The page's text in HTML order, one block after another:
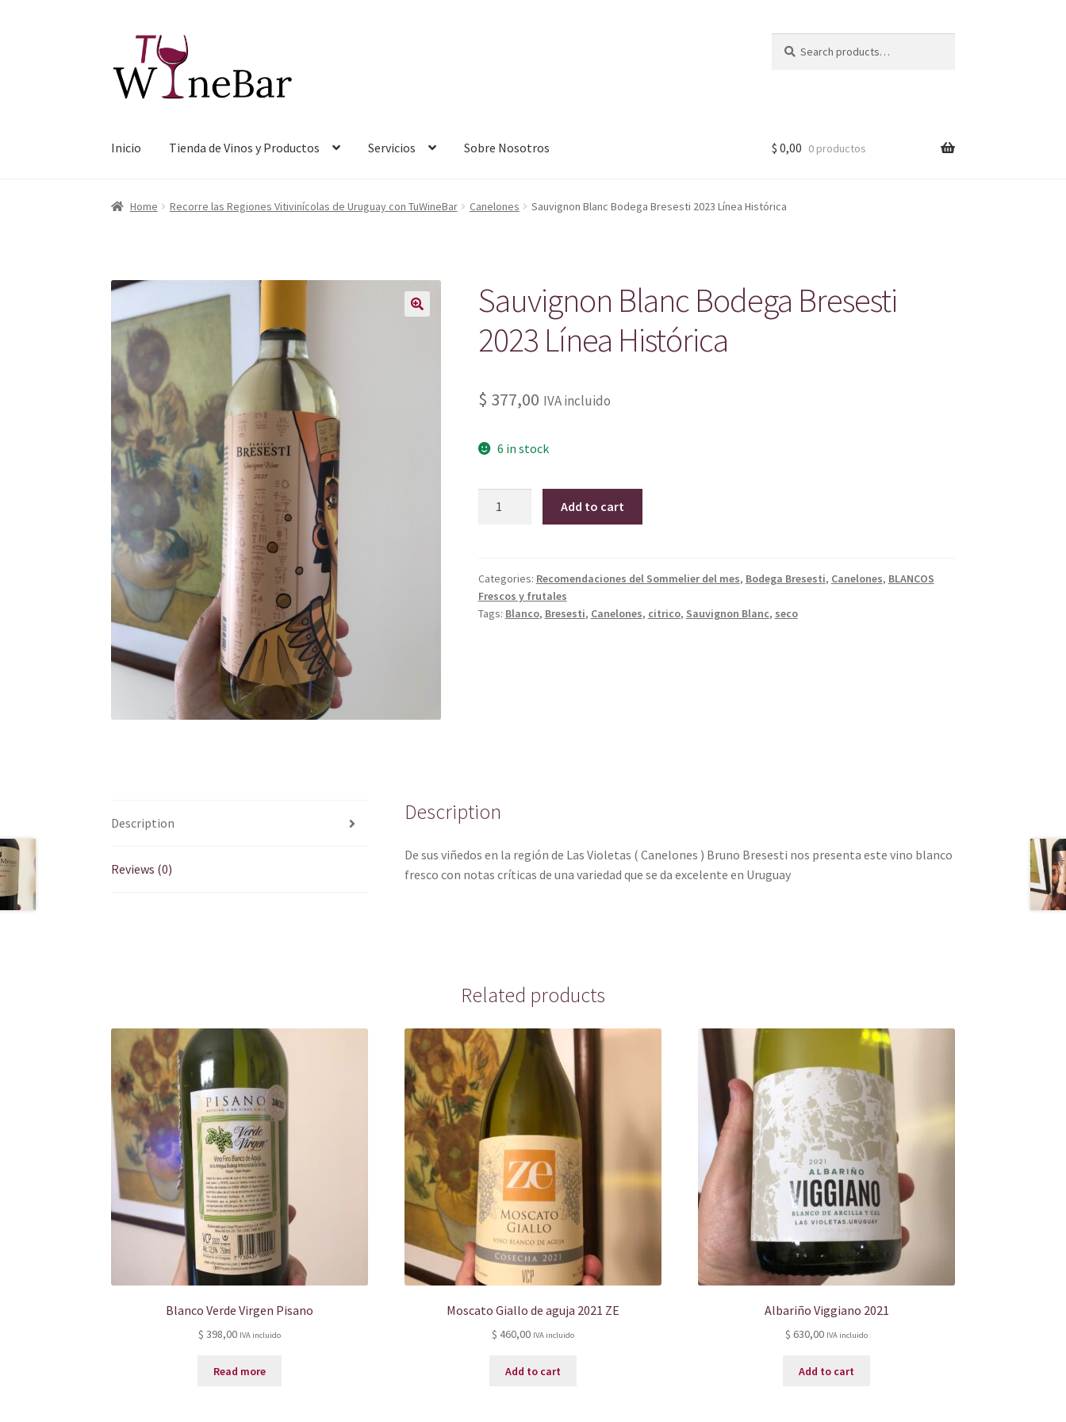
la
navegación
contenido
for:
Inicio Tienda de Vinos y Productos Servicios Sobre Nosotros $ 0,00 0 productos
Home Recorre las Regiones Vitivinícolas de Uruguay con TuWineBar Canelones Sauvignon Blanc Bodega Bresesti 2023 Línea Histórica
Sauvignon Blanc Bodega Bresesti
2023 Línea Histórica
$ 377,00 IVA incluido
6 in stock
2023
Línea
Histórica
Add to cart
Categories: Recomendaciones del Sommelier del mes, Bodega Bresesti, Canelones, BLANCOS
Frescos y frutales
Tags: Blanco, Bresesti, Canelones, citrico, Sauvignon Blanc, seco
Description
Reviews (0)
Description
De sus viñedos en la región de Las Violetas ( Canelones ) Bruno Bresesti nos presenta este vino blanco
fresco con notas críticas de una variedad que se da excelente en Uruguay
Related products
Blanco Verde Virgen Pisano
$ 398,00 IVA incluido
Read more
Moscato Giallo de aguja 2021 ZE
$ 460,00 IVA incluido
Add to cart
Albariño Viggiano 2021
$ 630,00 IVA incluido
Add to cart